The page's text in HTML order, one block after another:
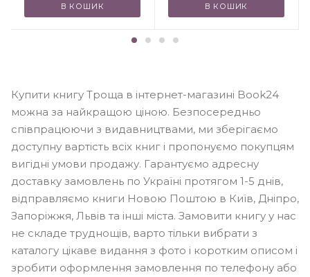
В КОШИК В КОШИК
Купити книгу Троща в інтернет-магазині Book24
можна за найкращою ціною. Безпосередньо
співпрацюючи з видавництвами, ми зберігаємо
доступну вартість всіх книг і пропонуємо покупцям
вигідні умови продажу. Гарантуємо адресну
доставку замовлень по Україні протягом 1-5 днів,
відправляємо книги Новою Поштою в Київ, Дніпро,
Запоріжжя, Львів та інші міста. Замовити книгу у нас
не складе труднощів, варто тільки вибрати з
каталогу цікаве видання з фото і коротким описом і
зробити оформлення замовлення по телефону або